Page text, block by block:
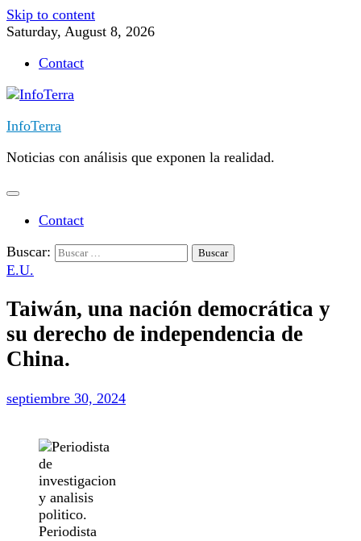
Skip to content
Saturday, August 8, 2026
Contact
InfoTerra
Noticias con análisis que exponen la realidad.
Contact
Buscar:
E.U.
Taiwán, una nación democrática y
su derecho de independencia de
China.
septiembre 30, 2024
Periodista